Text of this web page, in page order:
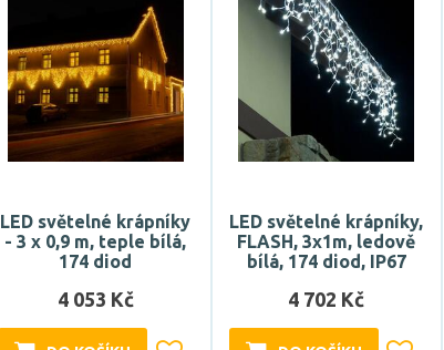
LED světelné krápníky
- 3 x 0,9 m, teple bílá,
174 diod
4 053 Kč
LED světelné krápníky,
FLASH, 3x1m, ledově
bílá, 174 diod, IP67
4 702 Kč